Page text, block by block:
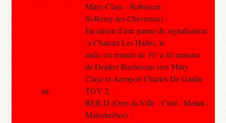
Mitry-Claye - Robinson -
St-Remy-les-Chevreuse) :
En raison d'une panne de signalisation
`a Chatelet Les Halles, le
trafic est retarde de 10 `a 40 minutes
de Denfert Rochereau vers Mitry
Claye et Aeroport Charles De Gaulle
TGV 2.
RER D (Orry-la-Ville - Creil - Melun -
Malesherbes) :
au